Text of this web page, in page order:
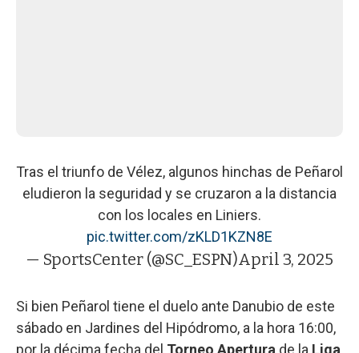
Tras el triunfo de Vélez, algunos hinchas de Peñarol
eludieron la seguridad y se cruzaron a la distancia
con los locales en Liniers.
pic.twitter.com/zKLD1KZN8E
— SportsCenter (@SC_ESPN)April 3, 2025
Si bien Peñarol tiene el duelo ante Danubio de este
sábado en Jardines del Hipódromo, a la hora 16:00,
por la décima fecha del Torneo Apertura de la Liga